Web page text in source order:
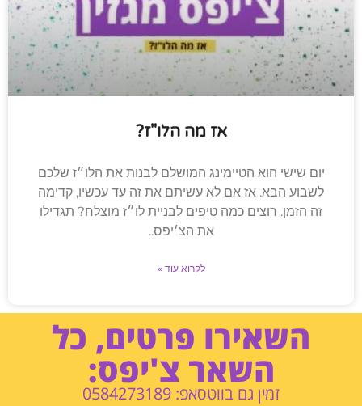
אז מה הלו"ז?
יום שישי הוא הטיימינג המושלם לבנות את הלו״ז שלכם
לשבוע הבא. אז אם לא עשיתם את זה עד עכשיו, קדימה
זה הזמן. רוצים כמה טיפים לבניית לו״ז מוצלח? תגדילו
את הצ׳יפס..
לקרוא עוד »
השאירו פרטים, כל
השאר צ'יפס:
זמין גם בווטסאפ: 0584273189